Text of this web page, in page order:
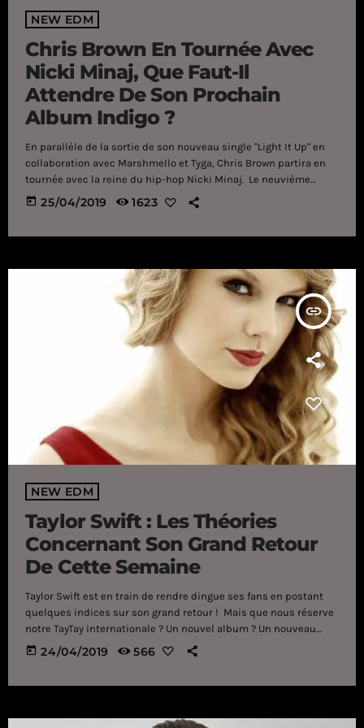
NEW EDM
Chris Brown En Tournée Avec
Nicki Minaj, Que Faut-Il
Attendre De Son Prochain
Album Indigo ?
En parallèle de la sortie de son nouveau single "Light It Up" en
collaboration avec Marshmello et Tyga, Chris Brown partira en
tournée avec la reine du hip-hop Nicki Minaj. Le neuvième
album de Chris Brown sort dans quelques semaines. Oui, oui,
vous avez bien lu. Celui que le rap gametente d'enterrer depuis
today 25/04/2019 1623
insert_link
NEW EDM
Taylor Swift : Les Théories
Concernant Son Grand Retour
De Cette Semaine
Taylor Swift est en train de rendre dingue ses fans en postant
quelques indices sur son grand retour ! Mais que nous réserve
notre TayTay internationale ? Un nouvel album ? Un nouveau
single et un clip vidéo ? Quelle que soit la nature du projet
de Taylor Swift, celle-ci a lancé un mystérieux compte à rebours
today 24/04/2019 566